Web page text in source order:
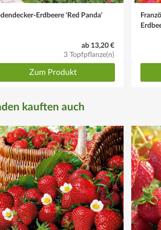
Erdbeere 'Red Panda'
ab 13,20 €
3 Topfpflanze(n)
Zum Produkt
kauften auch